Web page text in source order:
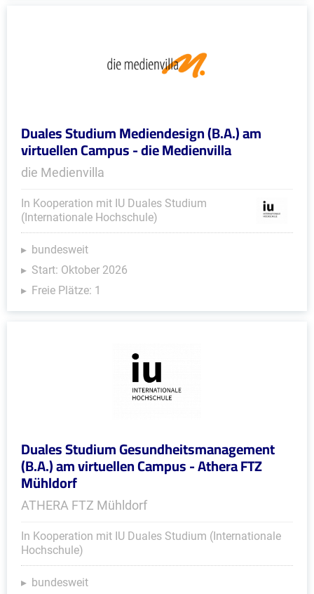
Duales Studium Mediendesign (B.A.) am
virtuellen Campus - die Medienvilla
die Medienvilla
In Kooperation mit IU Duales Studium
(Internationale Hochschule)
bundesweit
Start: Oktober 2026
Freie Plätze: 1
Duales Studium Gesundheitsmanagement
(B.A.) am virtuellen Campus - Athera FTZ
Mühldorf
ATHERA FTZ Mühldorf
In Kooperation mit IU Duales Studium (Internationale
Hochschule)
bundesweit